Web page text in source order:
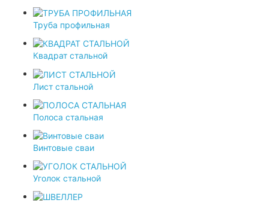
Труба профильная
Квадрат стальной
Лист стальной
Полоса стальная
Винтовые сваи
Уголок стальной